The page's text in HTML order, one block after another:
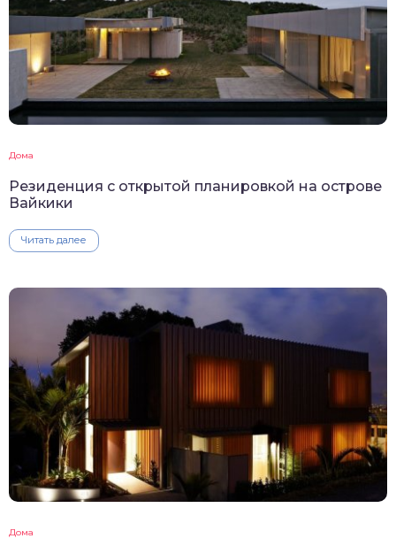
Дома
Резиденция с открытой планировкой на острове
Вайкики
Читать далее
Дома